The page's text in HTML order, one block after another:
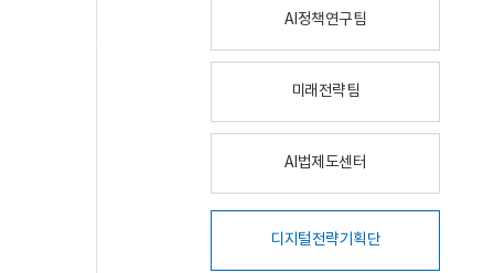
AI정책연구팀
미래전략팀
AI법제도센터
디지털전략기획단